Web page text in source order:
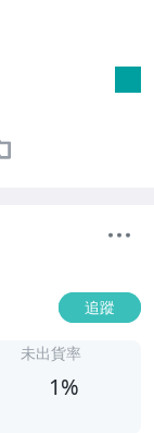
追蹤
未出貨率
1%